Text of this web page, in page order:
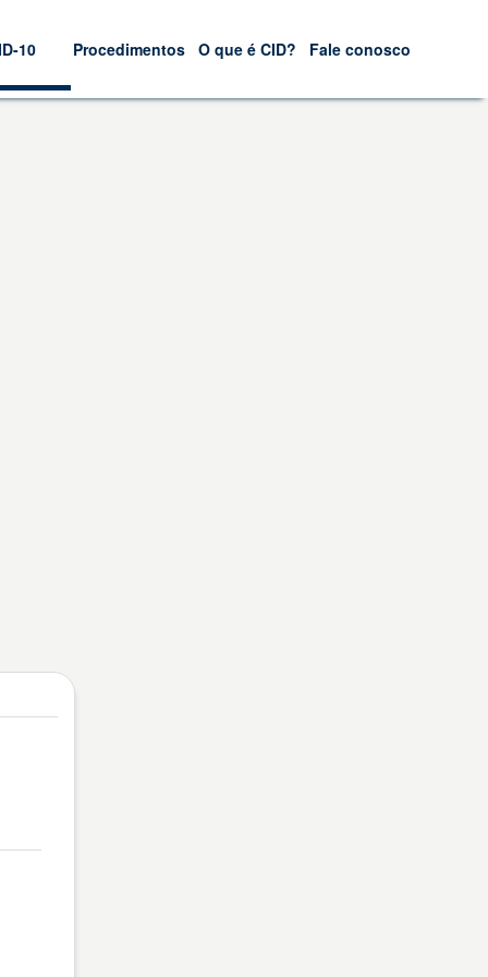
10 Procedimentos O que é CID? Fale conosco